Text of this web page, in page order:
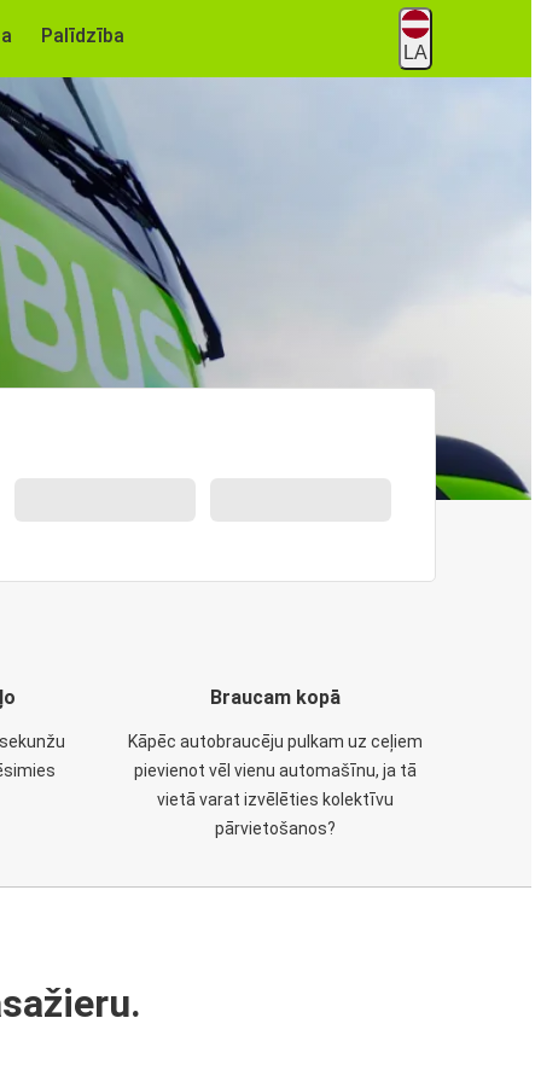
Palīdzība
LA
Braucam kopā
Kāpēc autobraucēju pulkam uz ceļiem
pievienot vēl vienu automašīnu, ja tā
vietā varat izvēlēties kolektīvu
pārvietošanos?